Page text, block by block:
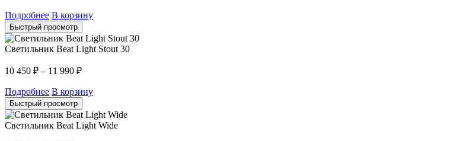
Подробнее В корзину
Быстрый просмотр
Светильник Beat Light Stout 30
10 450 ₽ – 11 990 ₽
Подробнее В корзину
Быстрый просмотр
Светильник Beat Light Wide